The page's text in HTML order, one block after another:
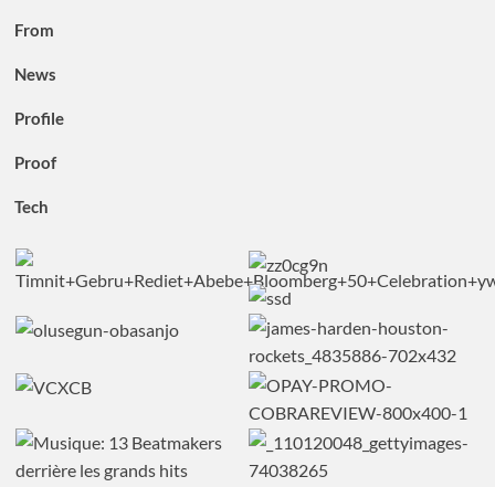
From
News
Profile
Proof
Tech